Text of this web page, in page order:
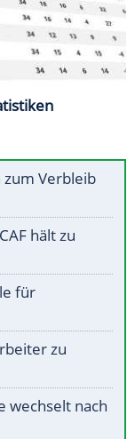
Verbleib
hält zu
für
zu
wechselt nach